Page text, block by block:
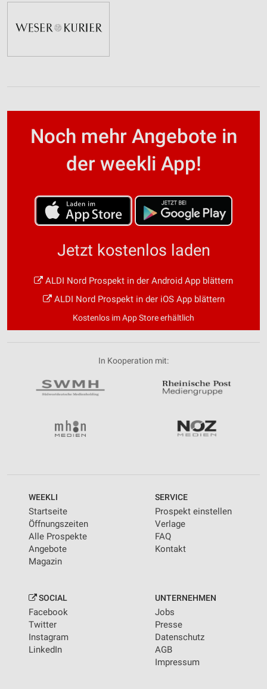
Noch mehr Angebote in
der weekli App!
Jetzt kostenlos laden
ALDI Nord Prospekt in der Android App blättern
ALDI Nord Prospekt in der iOS App blättern
Kostenlos im App Store erhältlich
In Kooperation mit:
WEEKLI
Startseite
Öffnungszeiten
Alle Prospekte
Angebote
Magazin
SERVICE
Prospekt einstellen
Verlage
FAQ
Kontakt
SOCIAL
Facebook
Twitter
Instagram
LinkedIn
UNTERNEHMEN
Jobs
Presse
Datenschutz
AGB
Impressum